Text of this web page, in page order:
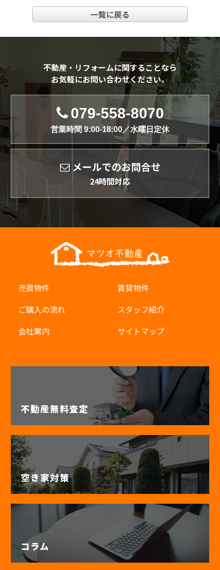
一覧に戻る
不動産・リフォームに関することなら
お気軽にお問い合わせください。
079-558-8070
営業時間 9:00-18:00／水曜日定休
メールでのお問合せ
24時間対応
売買物件
賃貸物件
ご購入の流れ
スタッフ紹介
会社案内
サイトマップ
不動産無料査定
空き家対策
コラム